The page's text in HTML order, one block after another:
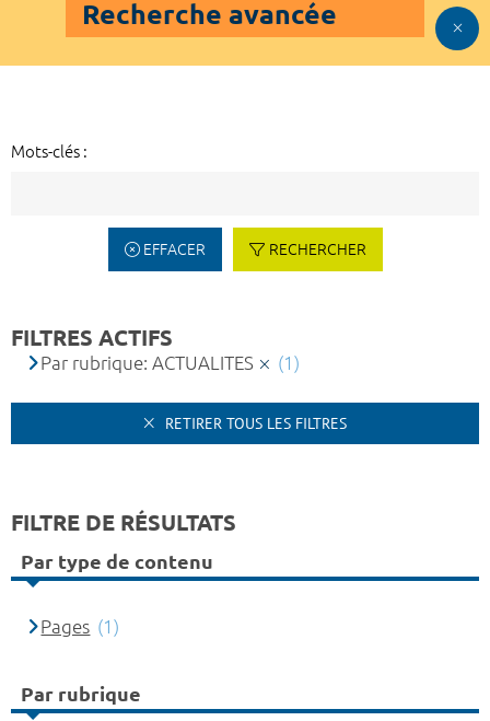
Recherche avancée
Mots-clés :
EFFACER RECHERCHER
FILTRES ACTIFS
Par rubrique: ACTUALITES (1)
RETIRER TOUS LES FILTRES
FILTRE DE RÉSULTATS
Par type de contenu
Pages (1)
Par rubrique